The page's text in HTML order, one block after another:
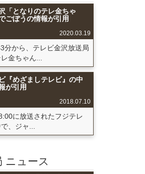
「となりのテレ金ちゃ
ごぼうの情報が引用
2020.03.19
分から、テレビ金沢放送局
金ちゃん...
『めざましテレビ』の中
が引用
2018.07.10
に放送されたフジテレ
、ジャ...
ニュース